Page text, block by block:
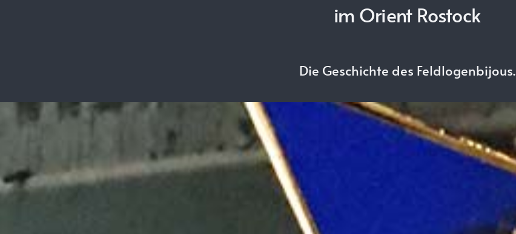
im Orient Rostock
Die Geschichte des Feldlogenbijous.